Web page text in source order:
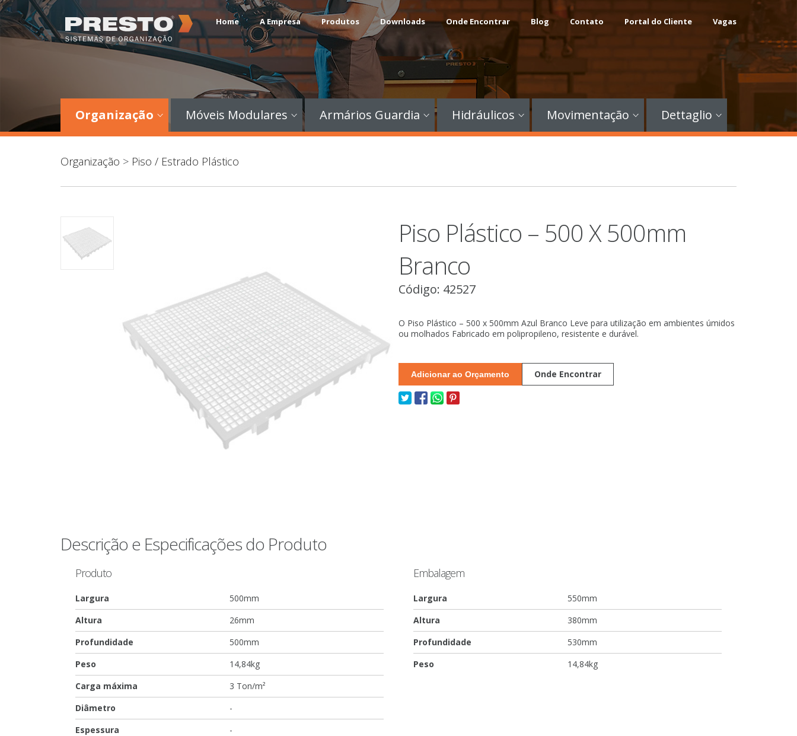
Home A Empresa Produtos Downloads Onde Encontrar Blog Contato Portal do Cliente Vagas
Organização Móveis Modulares Armários Guardia Hidráulicos Movimentação Dettaglio
Organização > Piso / Estrado Plástico
Piso Plástico – 500 X 500mm
Branco
Código: 42527
O Piso Plástico – 500 x 500mm Azul Branco Leve para utilização em ambientes úmidos
ou molhados Fabricado em polipropileno, resistente e durável.
Adicionar ao Orçamento Onde Encontrar
Descrição e Especificações do Produto
Produto
Largura
500mm
Altura
26mm
Profundidade
500mm
Peso
14,84kg
Carga máxima
3 Ton/m²
Diâmetro
-
Espessura
-
Embalagem
Largura
550mm
Altura
380mm
Profundidade
530mm
Peso
14,84kg